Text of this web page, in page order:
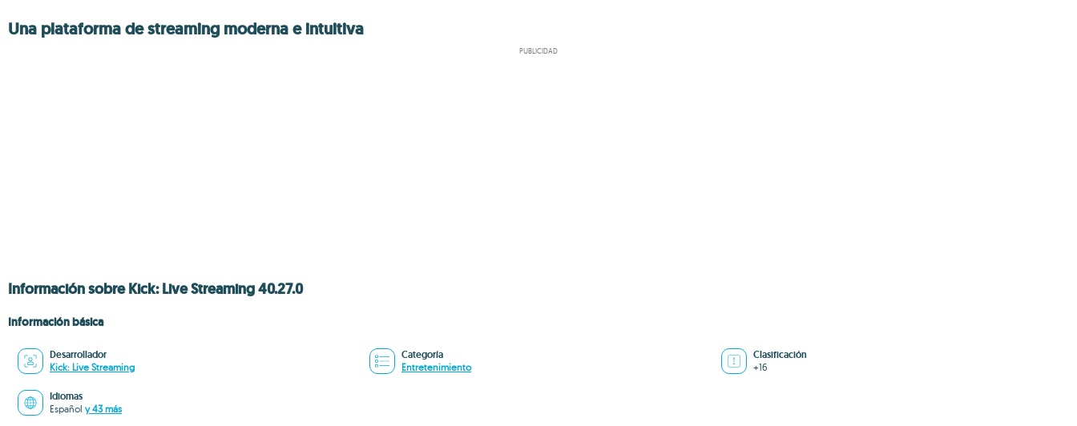
Una plataforma de streaming moderna e intuitiva
PUBLICIDAD
Información sobre Kick: Live Streaming 40.27.0
Información básica
Desarrollador
Kick: Live Streaming
Categoría
Entretenimiento
Clasificación
+16
Idiomas
Español y 43 más